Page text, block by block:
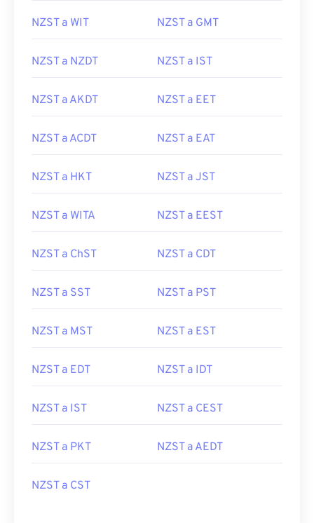
NZST a WIT NZST a GMT
NZST a NZDT NZST a IST
NZST a AKDT NZST a EET
NZST a ACDT NZST a EAT
NZST a HKT NZST a JST
NZST a WITA NZST a EEST
NZST a ChST NZST a CDT
NZST a SST NZST a PST
NZST a MST NZST a EST
NZST a EDT NZST a IDT
NZST a IST NZST a CEST
NZST a PKT NZST a AEDT
NZST a CST